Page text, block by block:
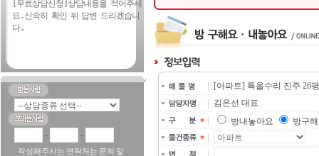
- -
작성해주시는 연락처는 문의 및
[아파트] 특올수리 진주 26평
김은선 대표
방내놓아요
방구